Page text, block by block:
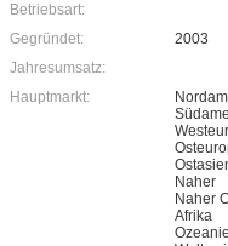
Betriebsart:
Gegründet:
2003
Jahresumsatz:
Hauptmarkt:
Naher
Naher
Afrika